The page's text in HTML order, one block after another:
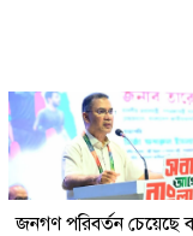
জনগণ পরিবর্তন চেয়েছে